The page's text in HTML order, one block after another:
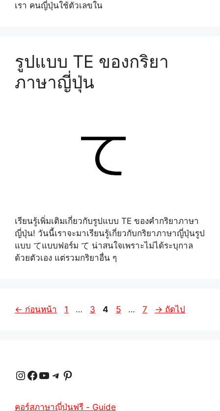
เรา คนญี่ปุ่นใช้ตัวเลขใน
รูปแบบ TE ของกริยา
ภาษาญี่ปุ่น
เรียนรู้เพิ่มเติมเกี่ยวกับรูปแบบ TE ของคำกริยาภาษา
ญี่ปุ่น! วันนี้เราจะมาเรียนรู้เกี่ยวกับกริยาภาษาญี่ปุ่นรูป
แบบ てแบบฟอร์ม て น่าสนใจเพราะไม่ได้ระบุกาล
ด้วยตัวเอง แต่รวมกริยาอื่น ๆ
← ก่อนหน้า
หน้า
1 …
หน้า
3
หน้า
4
หน้า
5 …
หน้า
7 → ถัดไป
Instagram Facebook YouTube Telegram Pinterest
คอร์สภาษาญี่ปุ่นฟรี - Guide